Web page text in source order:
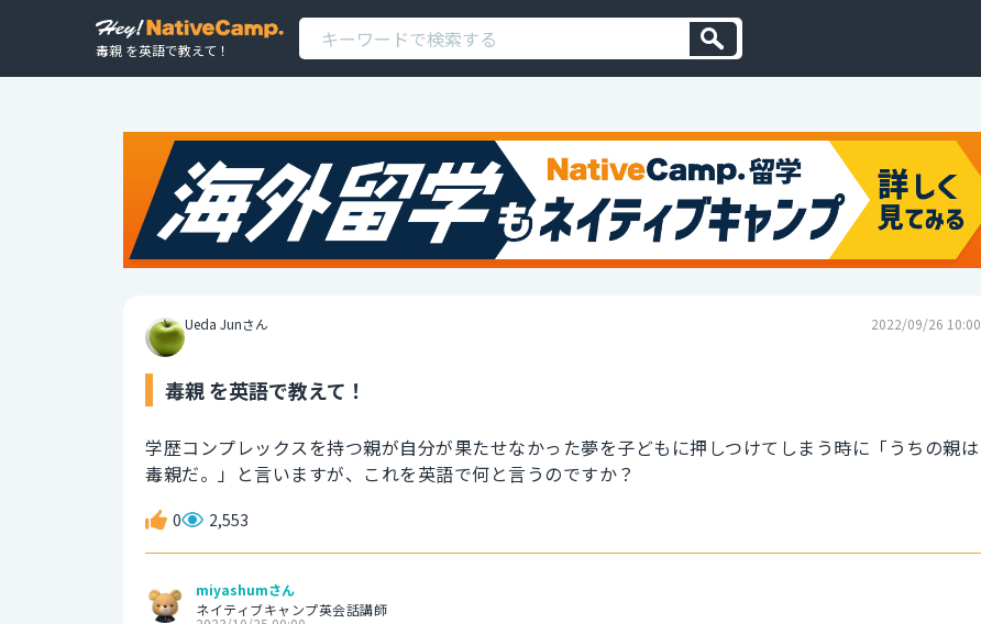
毒親 を英語で教えて！
Ueda Junさん 2022/09/26 10:00
毒親 を英語で教えて！
学歴コンプレックスを持つ親が自分が果たせなかった夢を子どもに押しつけてしまう時に「うちの親は
毒親だ。」と言いますが、これを英語で何と言うのですか？
0 2,553
miyashumさん
ネイティブキャンプ英会話講師